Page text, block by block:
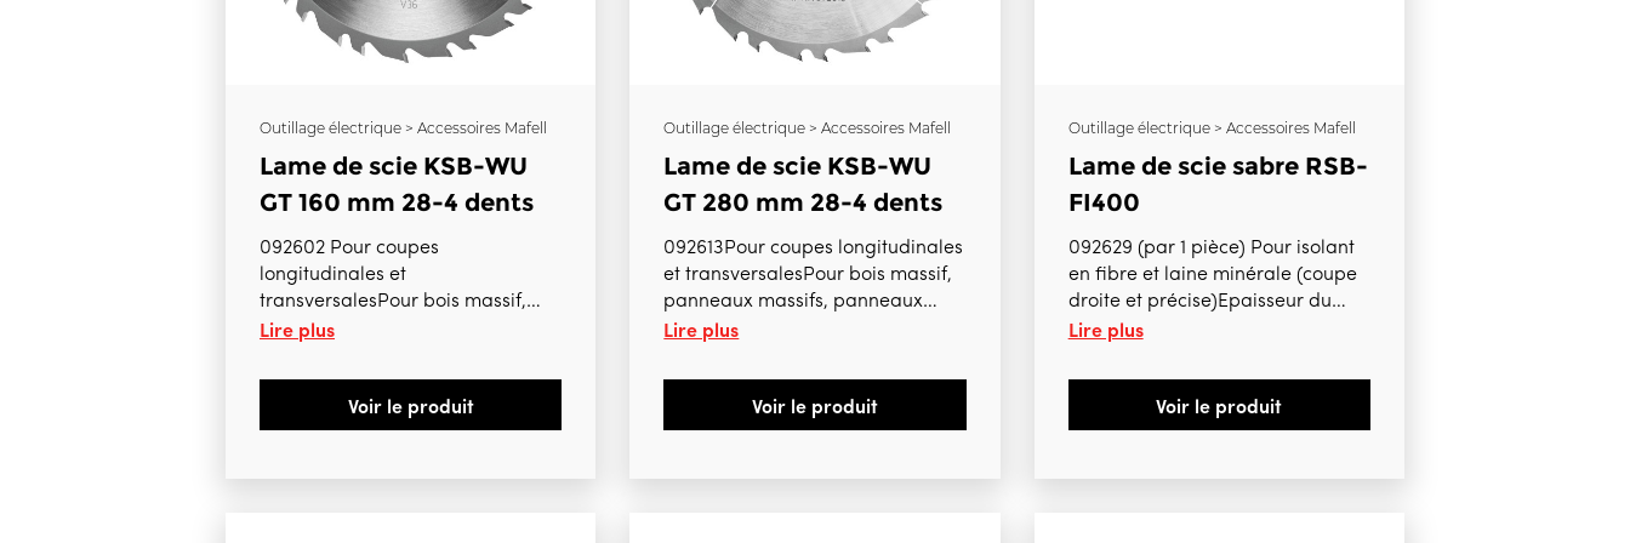
Outillage électrique > Accessoires Mafell
Lame de scie KSB-WU
GT 160 mm 28-4 dents
092602 Pour coupes
longitudinales et
transversalesPour bois massif,
panneaux massifs, panneaux
MT55cc, MS55, MT55 18Mbl, MS
Lire plus
Voir le produit
Outillage électrique > Accessoires Mafell
Lame de scie KSB-WU
GT 280 mm 28-4 dents
092613Pour coupes longitudinales
et transversalesPour bois massif,
panneaux massifs, panneaux
stratifiés bois Pour K105, K105-18
Lire plus
Voir le produit
Outillage électrique > Accessoires Mafell
Lame de scie sabre RSB-
FI400
092629 (par 1 pièce) Pour isolant
en fibre et laine minérale (coupe
droite et précise)Epaisseur du
corps de la lame de scie 1,5 mm
mm Capacité de coupe 320 mm
Pour RS 32-18
Lire plus
Voir le produit